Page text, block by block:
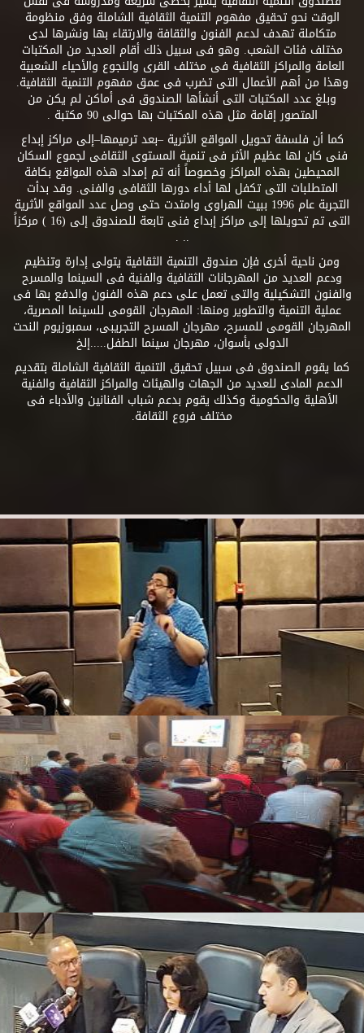
الوقت نحو تحقيق مفهوم التنمية الثقافية الشاملة وفق منظومة
متكاملة تهدف لدعم الفنون والثقافة والارتقاء بها ونشرها لدى
مختلف فئات الشعب. وهو فى سبيل ذلك أقام العديد من المكتبات
العامة والمراكز الثقافية فى مختلف القرى والنجوع والأحياء الشعبية
وهذا من أهم الأعمال التى تضرب فى عمق مفهوم التنمية الثقافية.
وبلغ عدد المكتبات التى أنشأها الصندوق فى أماكن لم يكن من
المتصور إقامة مثل هذه المكتبات بها حوالى 90 مكتبة .
كما أن فلسفة تحويل المواقع الأثرية –بعد ترميمها–إلى مراكز إبداع
فنى كان لها عظيم الأثر فى تنمية المستوى الثقافى لجموع السكان
المحيطين بهذه المراكز وخصوصاً أنه تم إمداد هذه المواقع بكافة
المتطلبات التى تكفل لها أداء دورها الثقافى والفنى. وقد بدأت
التجربة عام 1996 ببيت الهراوى وامتدت حتى وصل عدد المواقع الأثرية
التى تم تحويلها إلى مراكز إبداع فنى تابعة للصندوق إلى (16 ) مركزاً
.. .
ومن ناحية أخرى فإن صندوق التنمية الثقافية يتولى إدارة وتنظيم
ودعم العديد من المهرجانات الثقافية والفنية فى السينما والمسرح
والفنون التشكيلية والتى تعمل على دعم هذه الفنون والدفع بها فى
عملية التنمية والتطوير ومنها: المهرجان القومى للسينما المصرية،
المهرجان القومى للمسرح، مهرجان المسرح التجريبى، سمبوزيوم النحت
الدولى بأسوان، مهرجان سينما الطفل.....إلخ
كما يقوم الصندوق فى سبيل تحقيق التنمية الثقافية الشاملة بتقديم
الدعم المادى للعديد من الجهات والهيئات والمراكز الثقافية والفنية
الأهلية والحكومية وكذلك يقوم بدعم شباب الفنانين والأدباء فى
مختلف فروع الثقافة.